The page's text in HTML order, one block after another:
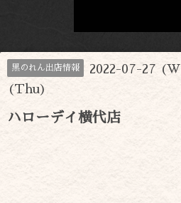
黒のれん出店情報
2022-07-27
(Thu)
ハローデイ横代店